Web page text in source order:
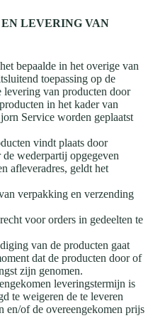
LEVERING VAN
bepaalde in het overige van
toepassing op de
van producten door
in het kader van
Service worden geplaatst
vindt plaats door
wederpartij opgegeven
afleveradres, geldt het
verpakking en verzending
voor orders in gedeelten te
van de producten gaat
dat de producten door of
zijn genomen.
leveringstermijn is
te weigeren de te leveren
en/of de overeengekomen prijs